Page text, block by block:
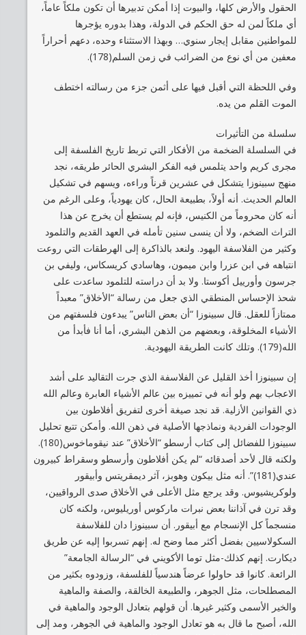
الحقول والأرض كلها، والبيوت إذا أمكن تدبيرها أن تكون ملكاً عاماً،
أي ملكاً لمن له حق الحكم في الدولة، وهذا بدوره يؤجرها
للمواطنين مقابل إيجار سنوي… وبهذا الاستثناء وحده، دعهم أحراراً
معفين من أي نوع من الضرائب في زمن السلم(178).
وفي اللحظة التي أقبل فيها على أثمن جزء من رسالته اختطف
الموت القلم من يده.
سلسلة من التأثيرات
في السلسلة الضخمة من الأفكار التي تربط تاريخ الفلسفة إلى
مجرى كريم واحد يتلمس فيه الفكر البشري الحائر طريقه، نجد
منهج سبينوزا يتشكل في عشرين قرناً وراءه، ويسهم في تشكيل
العالم الحديث. أنه أولاً، بطبيعة الحال، كان يهودياً، وعلى الرغم من
أنه كان محروماً من الكنيس، فإنه لم يستطع أن يخرج عن هذا
التراث الضخم، ولا أن ينسى سنين تأمله في العهد القديم والتلمود
وكثير من الفلاسفة اليهود. ولنعد بالذاكرة إلى الهرطقات التي روعت
انتباهه في ابن عزرا وابن ميمون، وهاسادي كريسكاس، وليفي بن
جرسون وأورييل أكوستا. ولا بد أن دراسته للتلمود ساعدت على
شحذ الإحساس المنطقي الذي جعل من رسالة “الأخلاق” معبداً
ممتازاً للعقل. قال سبينوزا “أن بعض الناس” يبدءون فلسفتهم من
الأشياء المخلوقة، وبعضهم من الذهن البشري، أما أنا فأبدأ من
الله(179). وتلك كانت الطريقة اليهودية.
إن سبينوزا أخذ القليل عن الفلاسفة الذي جرت التقاليد على أشد
الاعجاب بهم ولو أنه في تمييزه بين عالم الأشياء العابرة وعالم الله
ذي القوانين الأزلية. قد نجد صيغة أخرى لتفريق أفلاطون بين
الوجودات الفردية ونماذجها الأصلية في ذهن الله. وأمكن تتبع تحليل
سبينوزا للفضائل إلى كتاب أرسطو “الأخلاق” عند نيقوماخوس(180).
ولكنه قال لأحد أصدقائه “لم يكن أفلاطون وأرسطو وسقراط كبيرون
عندي(181)”. أنه مثل بيكون وهوبز، آثر ديمقريتس وأبيقور
ولوكريشيوس. وقد يرجع مثل الأعلى في الأخلاق صدى الرواقيين،
وقد ترن في آذاننا بعض نبرات ماركوس أوريليوس، ولكنه كان
منسجماً كل الإنسجام مع أبيقور. أن سبينوزا دان للفلاسفة
السكولاسيين بفضل أكثر مما وضح له. إنهم تسربوا إليه عن طريق
ديكارت. إنهم كذلك-مثل توما الأكويني في “الرسالة الجامعة”
الرائعة. كانوا قد حاولوا عرضاً هندسياً للفلسفة، وزودوه بكثير من
المصطلحات، مثل الجوهر، والطبيعة الخالقة، والصفة والماهية
والخير الأسمى وكثير غيرها. أن قولهم بتعادل الوجود والماهية في
الله، أصبح ما قال به هو تعادل الوجود والماهية في الجوهر، ومد إلى